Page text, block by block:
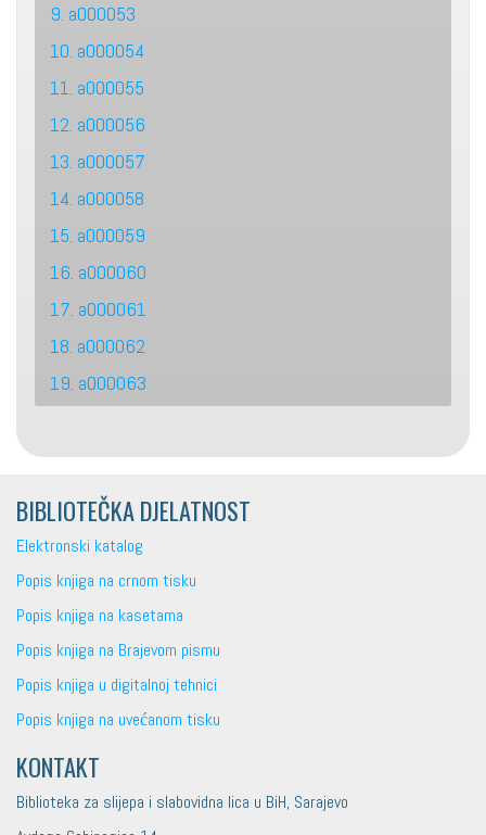
9. a000053
10. a000054
11. a000055
12. a000056
13. a000057
14. a000058
15. a000059
16. a000060
17. a000061
18. a000062
19. a000063
BIBLIOTEČKA DJELATNOST
Elektronski katalog
Popis knjiga na crnom tisku
Popis knjiga na kasetama
Popis knjiga na Brajevom pismu
Popis knjiga u digitalnoj tehnici
Popis knjiga na uvećanom tisku
KONTAKT
Biblioteka za slijepa i slabovidna lica u BiH, Sarajevo